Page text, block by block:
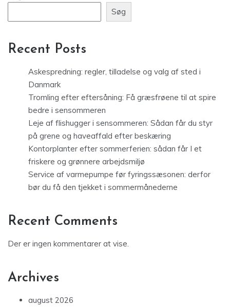
Søg
Recent Posts
Askespredning: regler, tilladelse og valg af sted i
Danmark
Tromling efter eftersåning: Få græsfrøene til at spire
bedre i sensommeren
Leje af flishugger i sensommeren: Sådan får du styr
på grene og haveaffald efter beskæring
Kontorplanter efter sommerferien: sådan får I et
friskere og grønnere arbejdsmiljø
Service af varmepumpe før fyringssæsonen: derfor
bør du få den tjekket i sommermånederne
Recent Comments
Der er ingen kommentarer at vise.
Archives
august 2026